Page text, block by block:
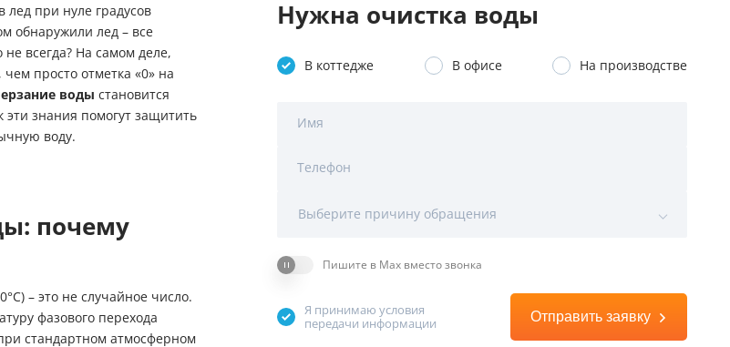
передачи информации
Мы Вам перезвоним
Фирменные магазины
при нуле градусов
обнаружили лед – все
всегда? На самом деле,
просто отметка «0» на
воды становится
знания помогут защитить
воду.
почему
– это не случайное число.
фазового перехода
стандартном атмосферном
Нужна очистка воды
В коттедже В офисе На производстве
Имя
Телефон
Выберите причину обращения
Пишите в Max вместо звонка
Я принимаю условия
передачи информации
Отправить заявку